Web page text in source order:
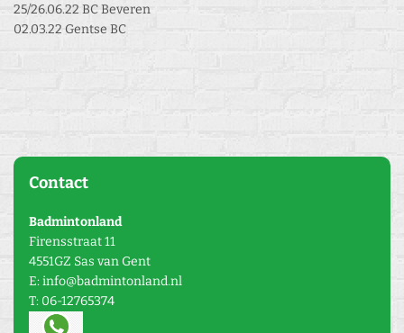
25/26.06.22 BC Beveren
02.03.22 Gentse BC
Contact
Badmintonland
Firensstraat 11
4551GZ Sas van Gent
E: info@badmintonland.nl
T: 06-12765374